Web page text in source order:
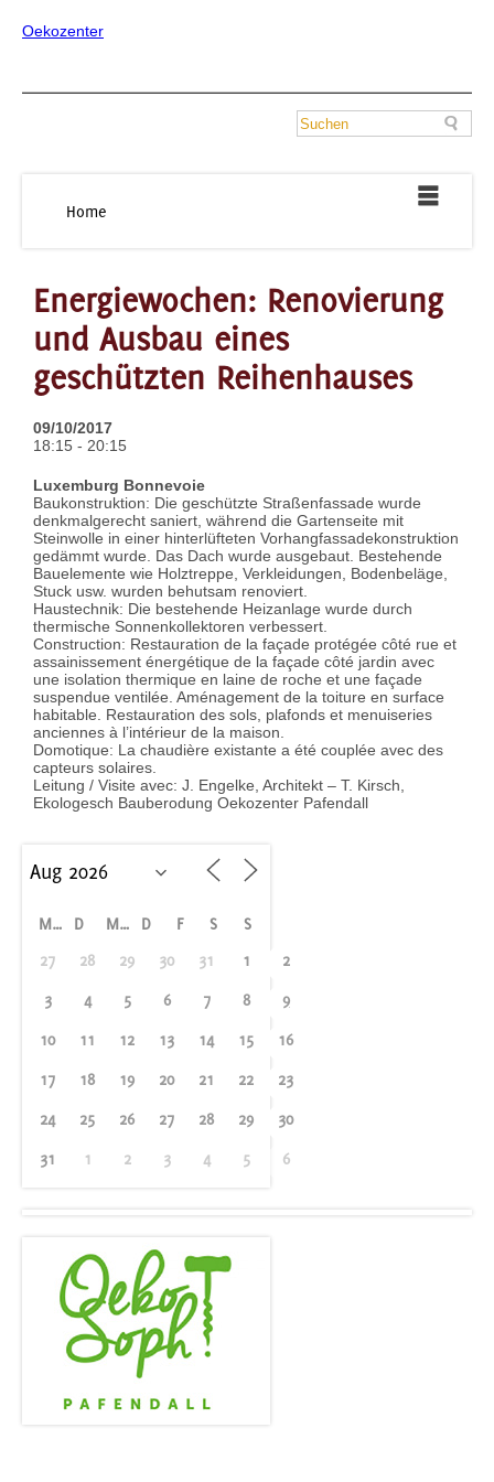
Oekozenter
Home
Energiewochen: Renovierung
und Ausbau eines
geschützten Reihenhauses
09/10/2017
18:15 - 20:15
Luxemburg Bonnevoie
Baukonstruktion: Die geschützte Straßenfassade wurde
denkmalgerecht saniert, während die Gartenseite mit
Steinwolle in einer hinterlüfteten Vorhangfassadekonstruktion
gedämmt wurde. Das Dach wurde ausgebaut. Bestehende
Bauelemente wie Holztreppe, Verkleidungen, Bodenbeläge,
Stuck usw. wurden behutsam renoviert.
Haustechnik: Die bestehende Heizanlage wurde durch
thermische Sonnenkollektoren verbessert.
Construction: Restauration de la façade protégée côté rue et
assainissement énergétique de la façade côté jardin avec
une isolation thermique en laine de roche et une façade
suspendue ventilée. Aménagement de la toiture en surface
habitable. Restauration des sols, plafonds et menuiseries
anciennes à l’intérieur de la maison.
Domotique: La chaudière existante a été couplée avec des
capteurs solaires.
Leitung / Visite avec: J. Engelke, Architekt – T. Kirsch,
Ekologesch Bauberodung Oekozenter Pafendall
M D M D F S
S
27
28 29 30 31 1 2
3 4 5 6 7 8 9
10 11 12 13 14 15 16
17 18 19 20 21 22 23
24 25 26 27 28 29 30
31 1 2 3 4 5 6